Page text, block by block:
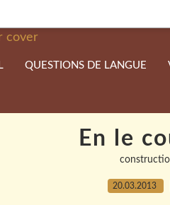
QUESTIONS DE LANGUE
En le
20.03.2013